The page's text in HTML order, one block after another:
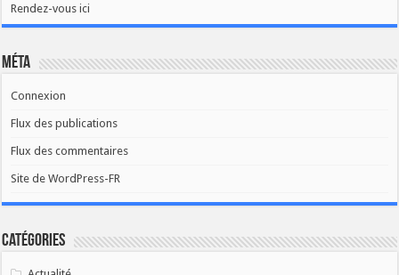
Rendez-vous ici
Méta
Connexion
Flux des publications
Flux des commentaires
Site de WordPress-FR
Catégories